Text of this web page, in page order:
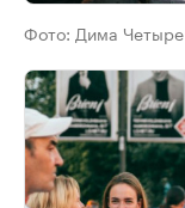
Фото: Дима Четыре